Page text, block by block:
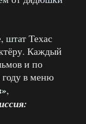
штат Техас
Каждый
и по
в меню
,